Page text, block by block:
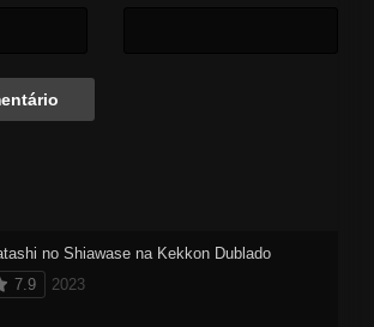
no Shiawase na Kekkon Dublado
7.9
2023